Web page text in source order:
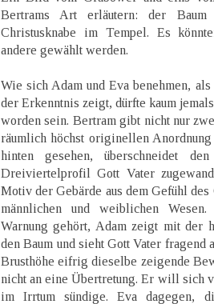
Bertrams Art erläutern: der
Christusknabe im Tempel. Es
andere gewählt werden.
Wie sich Adam und Eva benehmen,
der Erkenntnis zeigt, dürfte kaum
worden sein. Bertram gibt nicht nur
räumlich höchst originellen
hinten gesehen, überschneidet
Dreiviertelprofil Gott Vater
Motiv der Gebärde aus dem Gefühl des
männlichen und weiblichen
Warnung gehört, Adam zeigt mit der
den Baum und sieht Gott Vater fragend
Brusthöhe eifrig dieselbe zeigende
nicht an eine Übertretung. Er will sich
im Irrtum sündige. Eva dagegen,